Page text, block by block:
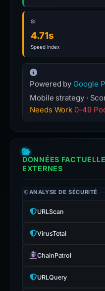
SI
4.71s
Speed Index
Powered by Google
Mobile strategy ·
Needs Work 0-49
DONNÉES
EXTERNES
ANALYSE DE SÉCURITÉ
URLScan
VirusTotal
ChainPatrol
URLQuery